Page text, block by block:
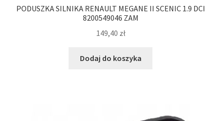
PODUSZKA SILNIKA RENAULT MEGANE II SCENIC 1.9 DCI
8200549046 ZAM
149,40 zł
Dodaj do koszyka